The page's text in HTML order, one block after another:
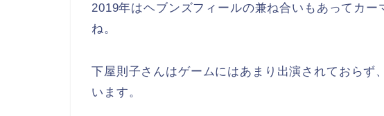
2019年はヘブンズフィールの兼ね合いもあってカ
ね。
下屋則子さんはゲームにはあまり出演されておらず
います。